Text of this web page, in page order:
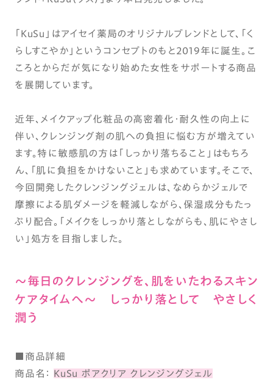
「KuSu」はアイセイ薬局のオリジナルブレンドとして、「く
らしすこやか」というコンセプトのもと2019年に誕生。こ
ころとからだが気になり始めた女性をサポートする商品
を展開しています。
近年、メイクアップ化粧品の高密着化・耐久性の向上に
伴い、クレンジング剤の肌への負担に悩む方が増えてい
ます。特に敏感肌の方は「しっかり落ちること」はもちろ
ん、「肌に負担をかけないこと」も求めています。そこで、
今回開発したクレンジングジェルは、なめらかジェルで
摩擦による肌ダメージを軽減しながら、保湿成分もたっ
ぷり配合。「メイクをしっかり落としながらも、肌にやさし
い」処方を目指しました。
～毎日のクレンジングを、肌をいたわるスキン
ケアタイムへ～ しっかり落として やさしく
潤う
■商品詳細
商品名： KuSu ポアクリア クレンジングジェル